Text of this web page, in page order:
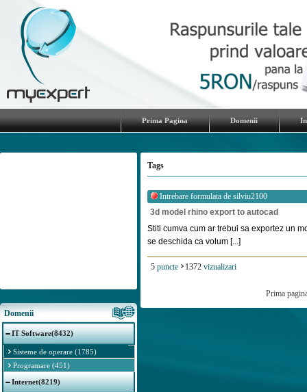
Prima Pagina Domenii
Domenii
IT Software(8432)
Sisteme de operare (1785)
Programare (451)
Internet(8219)
Tags
Intrebare formulata de silviu2100
3d model rhino export to autocad
Stiti cumva cum ar trebui sa exportez un
se deschida ca volum [...]
5 puncte 1372 vizualizari
Prima